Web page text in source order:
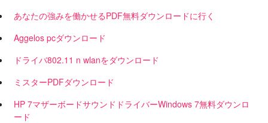
あなたの強みを働かせるPDF無料ダウンロードに行く
Aggelos pcダウンロード
ドライバ802.11 n wlanをダウンロード
ミスターPDFダウンロード
HP 7マザーボードサウンドドライバーWindows 7無料ダウンロ
ード